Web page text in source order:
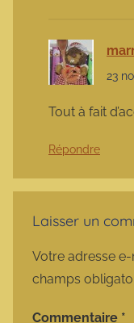
23
Tout à fait
Répondre
Laisser un
Votre adresse
champs
Commentaire *